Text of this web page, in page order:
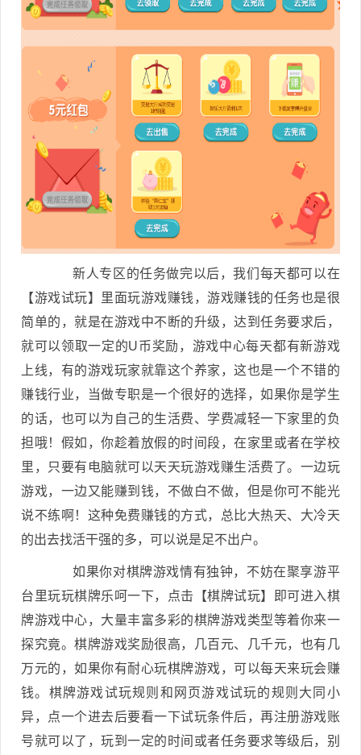
新人专区的任务做完以后，我们每天都可以在
【游戏试玩】里面玩游戏赚钱，游戏赚钱的任务也是很
简单的，就是在游戏中不断的升级，达到任务要求后，
就可以领取一定的U币奖励，游戏中心每天都有新游戏
上线，有的游戏玩家就靠这个养家，这也是一个不错的
赚钱行业，当做专职是一个很好的选择，如果你是学生
的话，也可以为自己的生活费、学费减轻一下家里的负
担哦！假如，你趁着放假的时间段，在家里或者在学校
里，只要有电脑就可以天天玩游戏赚生活费了。一边玩
游戏，一边又能赚到钱，不做白不做，但是你可不能光
说不练啊！这种免费赚钱的方式，总比大热天、大冷天
的出去找活干强的多，可以说是足不出户。
如果你对棋牌游戏情有独钟，不妨在聚享游平
台里玩玩棋牌乐呵一下，点击【棋牌试玩】即可进入棋
牌游戏中心，大量丰富多彩的棋牌游戏类型等着你来一
探究竟。棋牌游戏奖励很高，几百元、几千元，也有几
万元的，如果你有耐心玩棋牌游戏，可以每天来玩会赚
钱。棋牌游戏试玩规则和网页游戏试玩的规则大同小
异，点一个进去后要看一下试玩条件后，再注册游戏账
号就可以了，玩到一定的时间或者任务要求等级后，别